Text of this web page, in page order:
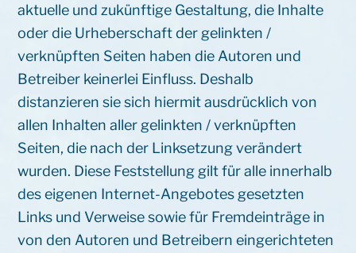
aktuelle und zukünftige Gestaltung, die Inhalte
oder die Urheberschaft der gelinkten /
verknüpften Seiten haben die Autoren und
Betreiber keinerlei Einfluss. Deshalb
distanzieren sie sich hiermit ausdrücklich von
allen Inhalten aller gelinkten / verknüpften
Seiten, die nach der Linksetzung verändert
wurden. Diese Feststellung gilt für alle innerhalb
des eigenen Internet-Angebotes gesetzten
Links und Verweise sowie für Fremdeinträge in
von den Autoren und Betreibern eingerichteten